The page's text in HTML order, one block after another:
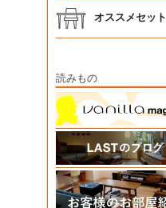
オススメセット
読みもの